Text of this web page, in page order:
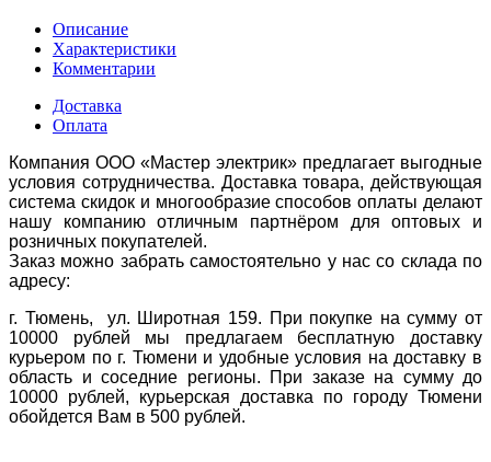
Описание
Характеристики
Комментарии
Доставка
Оплата
Компания ООО «Мастер электрик» предлагает выгодные
условия сотрудничества. Доставка товара, действующая
система скидок и многообразие способов оплаты делают
нашу компанию отличным партнёром для оптовых и
розничных покупателей.
Заказ можно забрать самостоятельно у нас со склада по
адресу:
г. Тюмень, ул. Широтная 159. При покупке на сумму от
10000 рублей мы предлагаем бесплатную доставку
курьером по г. Тюмени и удобные условия на доставку в
область и соседние регионы. При заказе на сумму до
10000 рублей, курьерская доставка по городу Тюмени
обойдется Вам в 500 рублей.